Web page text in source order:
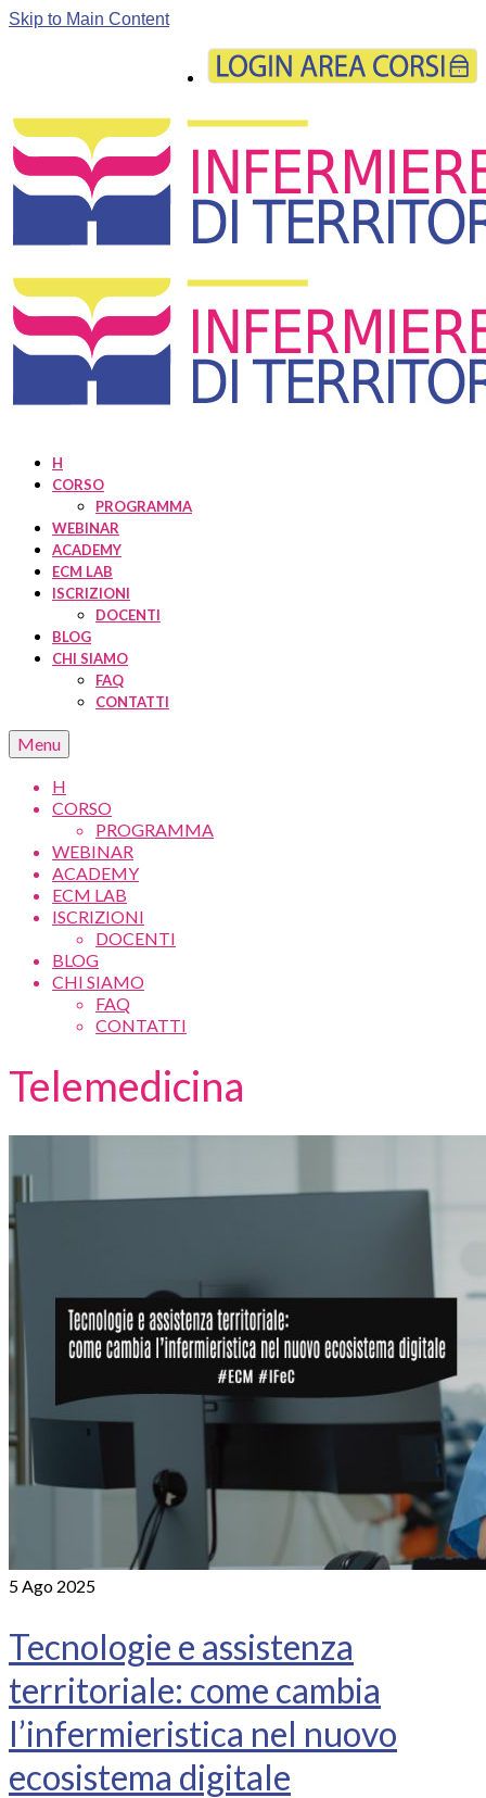
Skip to Main Content
H
CORSO
PROGRAMMA
WEBINAR
ACADEMY
ECM LAB
ISCRIZIONI
DOCENTI
BLOG
CHI SIAMO
FAQ
CONTATTI
Menu
H
CORSO
PROGRAMMA
WEBINAR
ACADEMY
ECM LAB
ISCRIZIONI
DOCENTI
BLOG
CHI SIAMO
FAQ
CONTATTI
Telemedicina
5Ago 2025
Tecnologie e assistenza
territoriale: come cambia
l’infermieristica nel nuovo
ecosistema digitale